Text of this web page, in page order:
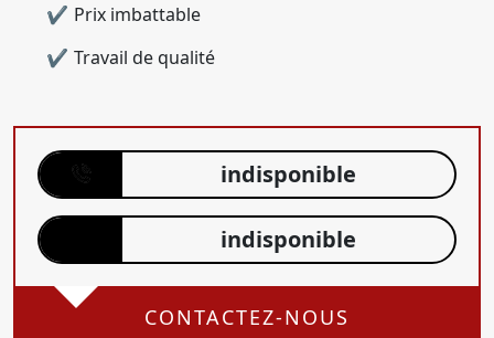
Prix imbattable
Travail de qualité
indisponible
indisponible
CONTACTEZ-NOUS